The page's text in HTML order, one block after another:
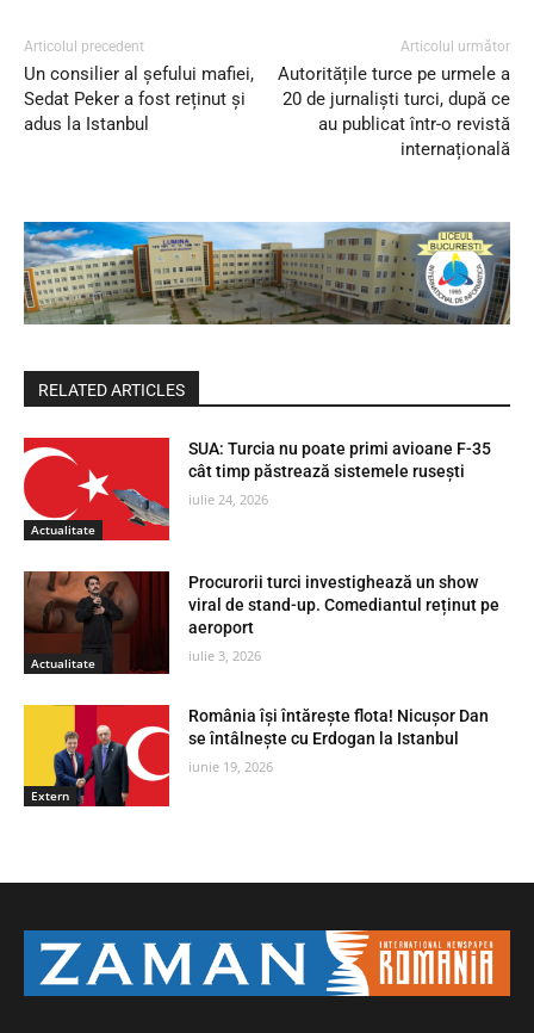
Articolul precedent
Un consilier al șefului mafiei,
Sedat Peker a fost reținut și
adus la Istanbul
Articolul următor
Autoritățile turce pe urmele a
20 de jurnaliști turci, după ce
au publicat într-o revistă
internațională
RELATED ARTICLES
Actualitate
SUA: Turcia nu poate primi avioane F-35
cât timp păstrează sistemele rusești
iulie 24, 2026
Actualitate
Procurorii turci investighează un show
viral de stand-up. Comediantul reținut pe
aeroport
iulie 3, 2026
Extern
România își întărește flota! Nicușor Dan
se întâlnește cu Erdogan la Istanbul
iunie 19, 2026